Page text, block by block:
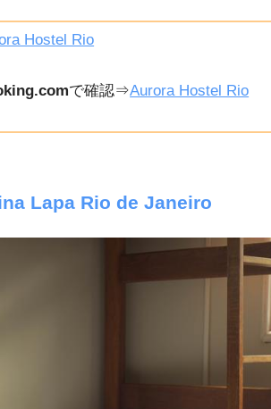
Hostel Rio
で確認⇒Aurora Hostel Rio
Lapa Rio de Janeiro